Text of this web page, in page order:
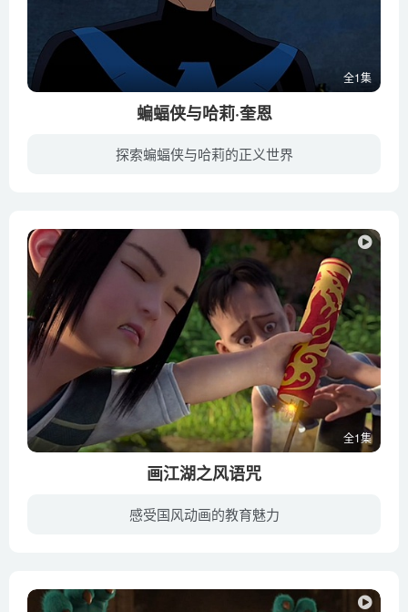
全1集
蝙蝠侠与哈莉·奎恩
探索蝙蝠侠与哈莉的正义世界
全1集
画江湖之风语咒
感受国风动画的教育魅力